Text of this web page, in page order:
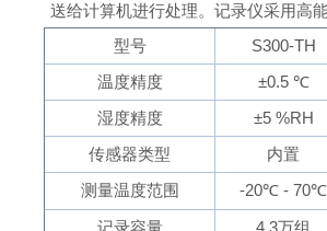
送给计算机进行处理。记录仪采用高
型号
S300-TH
温度精度
±0.5 ℃
湿度精度
±5 %RH
传感器类型
内置
测量温度范围
-20℃ - 70℃
记录容量
4.3万组